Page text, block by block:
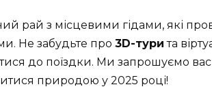
рай з місцевими гідами, які
Не забудьте про 3D-тури та
до поїздки. Ми запрошуємо вас
природою у 2025 році!